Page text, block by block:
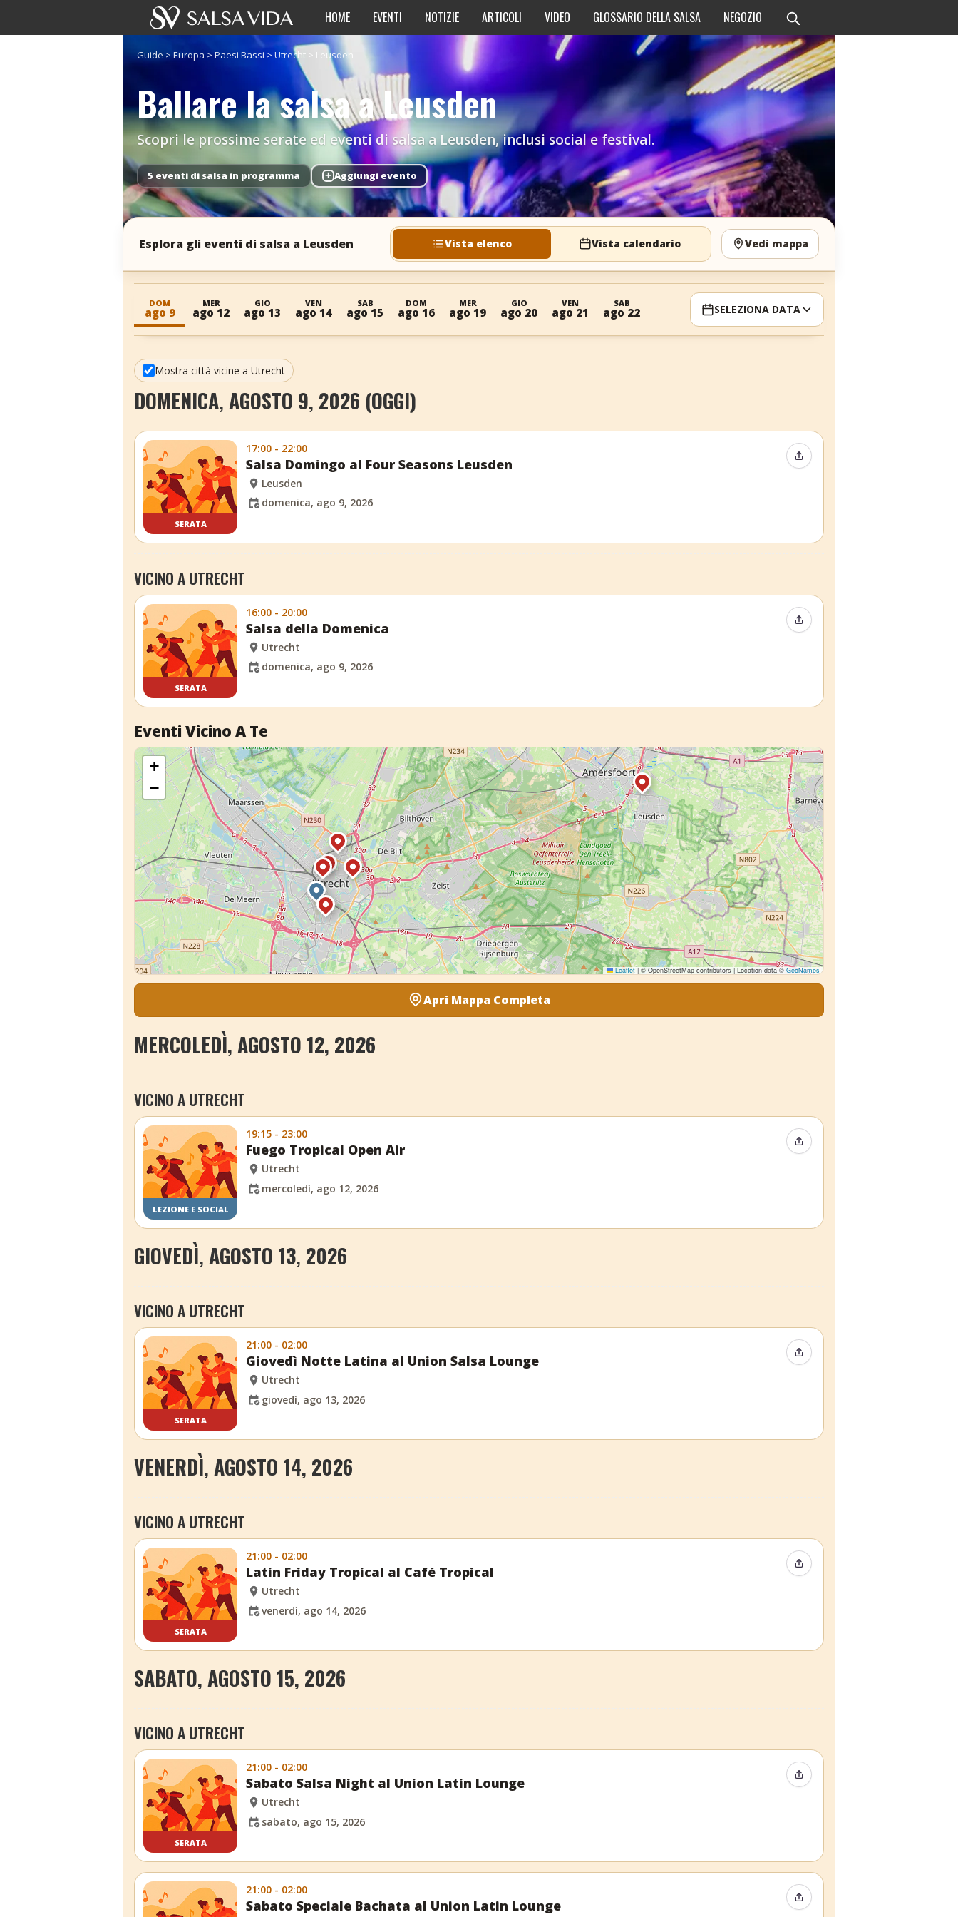
HOME EVENTI NOTIZIE ARTICOLI VIDEO GLOSSARIO DELLA SALSA NEGOZIO
Guide >Europa > Paesi Bassi > Utrecht > Leusden
Ballare la salsa a Leusden
Scopri le prossime serate ed eventi di salsa a Leusden, inclusi social e festival.
5 eventi di salsa in programma + Aggiungi evento
Esplora gli eventi di salsa a Leusden Vista elenco Vista calendario Vedi mappa
DOM
ago 9
MER
ago 12
GIO
ago 13
VEN
ago 14
SAB
ago 15
DOM
ago 16
MER
ago 19
GIO
ago 20
VEN
ago 21
SAB
ago 22 SELEZIONA DATA
Mostra città vicine a Utrecht
DOMENICA, AGOSTO 9, 2026 (OGGI)
SERATA
17:00 - 22:00
Salsa Domingo al Four Seasons Leusden
Leusden
domenica, ago 9, 2026
Condividi evento
VICINO A UTRECHT
SERATA
16:00 - 20:00
Salsa della Domenica
Utrecht
domenica, ago 9, 2026
Condividi evento
Eventi Vicino A Te
+
−
Leaflet |© OpenStreetMap contributors | Location data ©GeoNames
Apri Mappa Completa
MERCOLEDÌ, AGOSTO 12, 2026
VICINO A UTRECHT
LEZIONE E SOCIAL
19:15 - 23:00
Fuego Tropical Open Air
Utrecht
mercoledì, ago 12, 2026
Condividi evento
GIOVEDÌ, AGOSTO 13, 2026
VICINO A UTRECHT
SERATA
21:00 - 02:00
Giovedì Notte Latina al Union Salsa Lounge
Utrecht
giovedì, ago 13, 2026
Condividi evento
VENERDÌ, AGOSTO 14, 2026
VICINO A UTRECHT
SERATA
21:00 - 02:00
Latin Friday Tropical al Café Tropical
Utrecht
venerdì, ago 14, 2026
Condividi evento
SABATO, AGOSTO 15, 2026
VICINO A UTRECHT
SERATA
21:00 - 02:00
Sabato Salsa Night al Union Latin Lounge
Utrecht
sabato, ago 15, 2026
Condividi evento
21:00 - 02:00
Sabato Speciale Bachata al Union Latin Lounge Condividi evento